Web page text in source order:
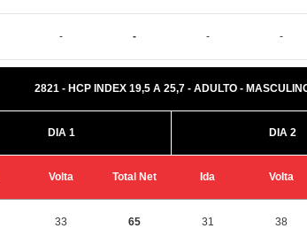
- - - -
2821 - HCP INDEX 19,5 A 25,7 - ADULTO -
DIA 1 DIA 2
Volta Total Net Ida Volta
33 65 31 38